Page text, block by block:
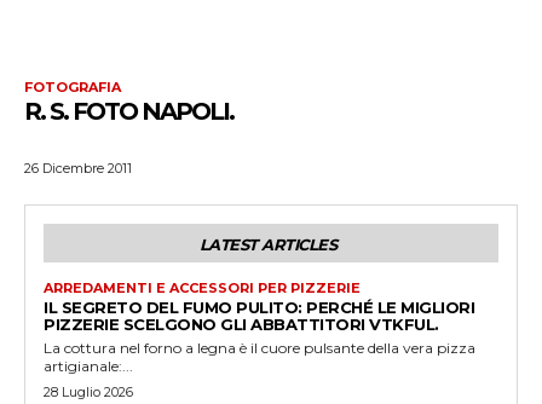
FOTOGRAFIA
R. S. FOTO NAPOLI.
26 Dicembre 2011
LATEST ARTICLES
ARREDAMENTI E ACCESSORI PER PIZZERIE
IL SEGRETO DEL FUMO PULITO: PERCHÉ LE MIGLIORI
PIZZERIE SCELGONO GLI ABBATTITORI VTKFUL.
La cottura nel forno a legna è il cuore pulsante della vera pizza
artigianale:...
28 Luglio 2026